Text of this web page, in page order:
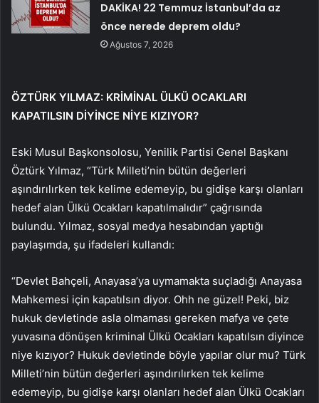
DAKİKA! 22 Temmuz İstanbul’da az
önce nerede deprem oldu?
Ağustos 7, 2026
ÖZTÜRK YILMAZ: KRİMİNAL ÜLKÜ OCAKLARI
KAPATILSIN DİYİNCE NİYE KIZIYOR?
Eski Musul Başkonsolosu, Yenilik Partisi Genel Başkanı
Öztürk Yılmaz, “Türk Milleti’nin bütün değerleri
aşındırılırken tek kelime edemeyip, bu gidişe karşı olanları
hedef alan Ülkü Ocakları kapatılmalıdır” çağrısında
bulundu. Yılmaz, sosyal medya hesabından yaptığı
paylaşımda, şu ifadeleri kullandı:
“Devlet Bahçeli, Anayasa’ya uymamakta suçladığı Anayasa
Mahkemesi için kapatılsın diyor. Ohh ne güzel! Peki, biz
hukuk devletinde asla olmaması gereken mafya ve çete
yuvasına dönüşen kriminal Ülkü Ocakları kapatılsın diyince
niye kızıyor? Hukuk devletinde böyle yapılar olur mu? Türk
Milleti’nin bütün değerleri aşındırılırken tek kelime
edemeyip, bu gidişe karşı olanları hedef alan Ülkü Ocakları